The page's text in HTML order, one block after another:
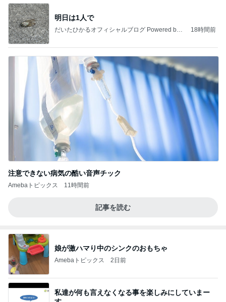
明日は1人で
だいたひかるオフィシャルブログ Powered by
18時間前
注意できない病気の酷い音声チック
Amebaトピックス 11時間前
記事を読む
娘が激ハマり中のシンクのおもちゃ
Amebaトピックス 2日前
私達が何も言えなくなる事を楽しみにしていまー